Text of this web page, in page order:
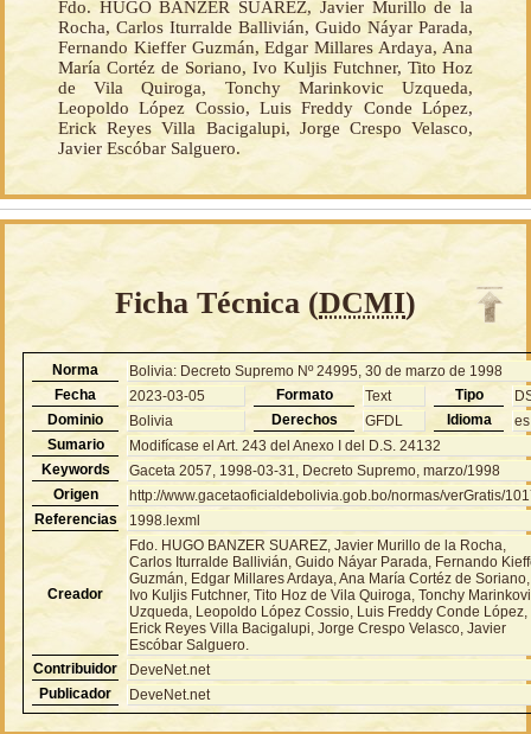
Fdo. HUGO BANZER SUAREZ, Javier Murillo de la
Rocha, Carlos Iturralde Ballivián, Guido Náyar Parada,
Fernando Kieffer Guzmán, Edgar Millares Ardaya, Ana
María Cortéz de Soriano, Ivo Kuljis Futchner, Tito Hoz
de Vila Quiroga, Tonchy Marinkovic Uzqueda,
Leopoldo López Cossio, Luis Freddy Conde López,
Erick Reyes Villa Bacigalupi, Jorge Crespo Velasco,
Javier Escóbar Salguero.
Ficha Técnica (DCMI)
Norma
Bolivia: Decreto Supremo Nº 24995, 30 de marzo de 1998
Fecha
2023-03-05 Formato Text Tipo
Dominio
Bolivia Derechos GFDL Idioma
es
Sumario
Modifícase el Art. 243 del Anexo I del D.S. 24132
Keywords
Gaceta 2057, 1998-03-31, Decreto Supremo, marzo/1998
Origen
http://www.gacetaoficialdebolivia.gob.bo/normas/verGratis/
Referencias
1998.lexml
Creador
Fdo. HUGO BANZER SUAREZ, Javier Murillo de la Rocha,
Carlos Iturralde Ballivián, Guido Náyar Parada, Fernando
Guzmán, Edgar Millares Ardaya, Ana María Cortéz de Soriano,
Ivo Kuljis Futchner, Tito Hoz de Vila Quiroga, Tonchy
Uzqueda, Leopoldo López Cossio, Luis Freddy Conde López,
Erick Reyes Villa Bacigalupi, Jorge Crespo Velasco, Javier
Escóbar Salguero.
Contribuidor
DeveNet.net
Publicador
DeveNet.net